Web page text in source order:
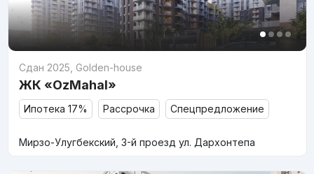
Сдан 2025 Golden-house
ЖК «OzMahal»
Ипотека 17% Рассрочка Спецпредложение
Мирзо-Улугбекский, 3-й проезд ул. Дархонтепа